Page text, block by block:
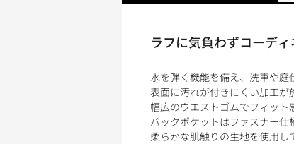
ラフに気負わずコーデ
水を弾く機能を備え、洗車や庭
表面に汚れが付きにくい加工が
幅広のウエストゴムでフィット
バックポケットはファスナー仕
柔らかな肌触りの生地を使用し